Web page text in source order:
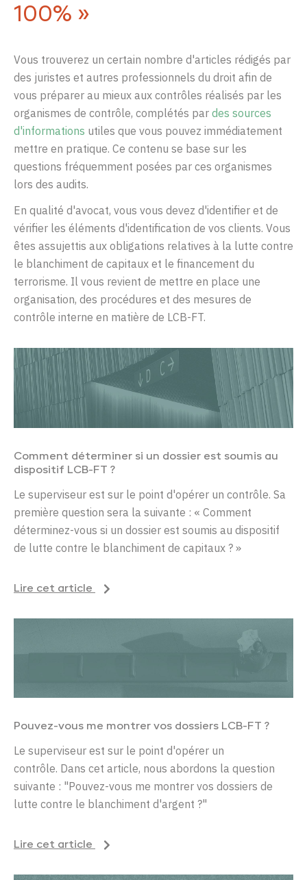
100% »
Vous trouverez un certain nombre d'articles rédigés par
des juristes et autres professionnels du droit afin de
vous préparer au mieux aux contrôles réalisés par les
organismes de contrôle, complétés par des sources
d'informations utiles que vous pouvez immédiatement
mettre en pratique. Ce contenu se base sur les
questions fréquemment posées par ces organismes
lors des audits.
En qualité d'avocat, vous vous devez d'identifier et de
vérifier les éléments d'identification de vos clients. Vous
êtes assujettis aux obligations relatives à la lutte contre
le blanchiment de capitaux et le financement du
terrorisme. Il vous revient de mettre en place une
organisation, des procédures et des mesures de
contrôle interne en matière de LCB-FT.
Comment déterminer si un dossier est soumis au
dispositif LCB-FT ?
Le superviseur est sur le point d'opérer un contrôle. Sa
première question sera la suivante : « Comment
déterminez-vous si un dossier est soumis au dispositif
de lutte contre le blanchiment de capitaux ? »
Lire cet article
Pouvez-vous me montrer vos dossiers LCB-FT ?
Le superviseur est sur le point d'opérer un
contrôle. Dans cet article, nous abordons la question
suivante : "Pouvez-vous me montrer vos dossiers de
lutte contre le blanchiment d'argent ?"
Lire cet article